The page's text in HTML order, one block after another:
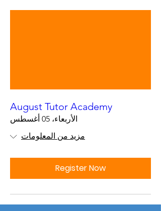
August Tutor Academy
الأربعاء، 05 أغسطس
مزيد من المعلومات
Register Now